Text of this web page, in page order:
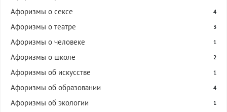
Афоризмы о сексе 4
Афоризмы о театре 3
Афоризмы о человеке 1
Афоризмы о школе 2
Афоризмы об искусстве 1
Афоризмы об образовании 4
Афоризмы об экологии 1